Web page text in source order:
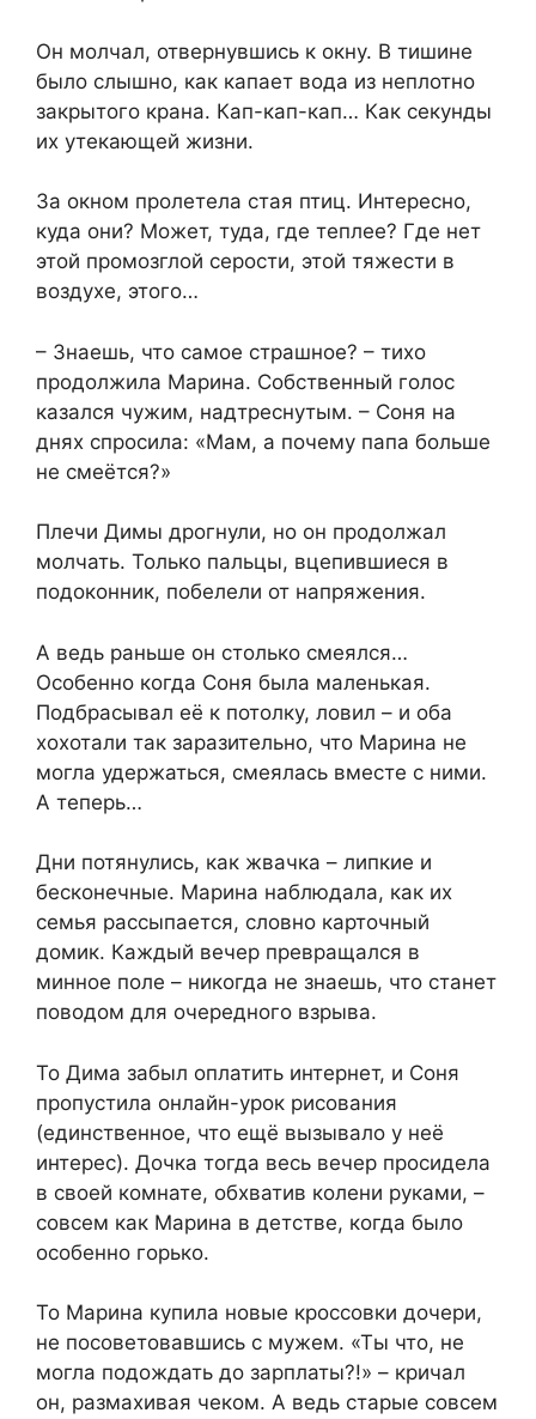
Он молчал, отвернувшись к окну. В тишине
было слышно, как капает вода из неплотно
закрытого крана. Кап-кап-кап… Как секунды
их утекающей жизни.
За окном пролетела стая птиц. Интересно,
куда они? Может, туда, где теплее? Где нет
этой промозглой серости, этой тяжести в
воздухе, этого…
– Знаешь, что самое страшное? – тихо
продолжила Марина. Собственный голос
казался чужим, надтреснутым. – Соня на
днях спросила: «Мам, а почему папа больше
не смеётся?»
Плечи Димы дрогнули, но он продолжал
молчать. Только пальцы, вцепившиеся в
подоконник, побелели от напряжения.
А ведь раньше он столько смеялся…
Особенно когда Соня была маленькая.
Подбрасывал её к потолку, ловил – и оба
хохотали так заразительно, что Марина не
могла удержаться, смеялась вместе с ними.
А теперь…
Дни потянулись, как жвачка – липкие и
бесконечные. Марина наблюдала, как их
семья рассыпается, словно карточный
домик. Каждый вечер превращался в
минное поле – никогда не знаешь, что станет
поводом для очередного взрыва.
То Дима забыл оплатить интернет, и Соня
пропустила онлайн-урок рисования
(единственное, что ещё вызывало у неё
интерес). Дочка тогда весь вечер просидела
в своей комнате, обхватив колени руками, –
совсем как Марина в детстве, когда было
особенно горько.
То Марина купила новые кроссовки дочери,
не посоветовавшись с мужем. «Ты что, не
могла подождать до зарплаты?!» – кричал
он, размахивая чеком. А ведь старые совсем